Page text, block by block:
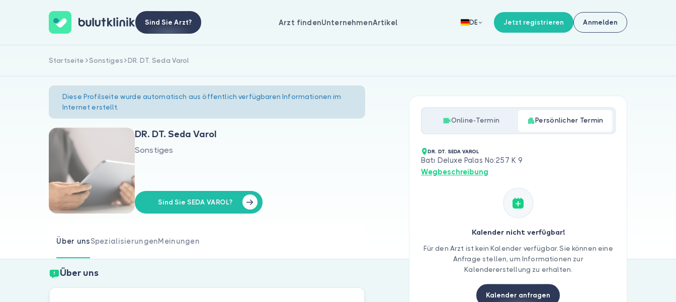
Sind Sie Arzt? Arzt findenUnternehmenArtikel DE Jetzt registrieren Anmelden
Startseite Sonstiges DR. DT. Seda Varol
Diese Profilseite wurde automatisch aus öffentlich verfügbaren Informationen im
Internet erstellt.
DR. DT. Seda Varol
Sonstiges
Sind Sie SEDA VAROL?
Über unsSpezialisierungenMeinungen
Über uns
Online-Termin Persönlicher Termin
DR. DT. SEDA VAROL
Batı Deluxe Palas No:257 K 9
Wegbeschreibung
Kalender nicht verfügbar!
Für den Arzt ist kein Kalender verfügbar. Sie können eine
Anfrage stellen, um Informationen zur
Kalendererstellung zu erhalten.
Kalender anfragen